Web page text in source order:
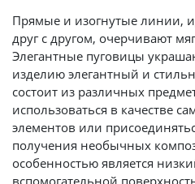
Прямые и изогнутые линии,
друг с другом, очерчивают
Элегантные пуговицы
изделию элегантный и
состоит из различных
использоваться в качестве
элементов или
получения необычных
особенностью является